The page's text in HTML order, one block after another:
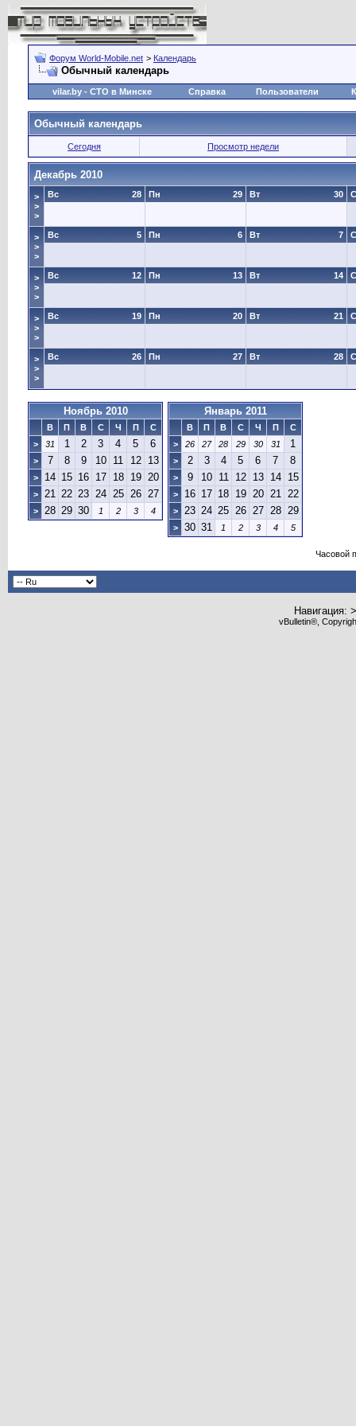
Форум World-Mobile.net > Календарь
Обычный календарь
vilar.by - СТО в Минске Справка Пользователи
Обычный календарь
Сегодня Просмотр недели
Декабрь 2010
>
>
>
28
Вс 29
Пн 30
Вт
>
>
>
5
Вс 6
Пн 7
Вт
>
>
>
12
Вс 13
Пн 14
Вт
>
>
>
19
Вс 20
Пн 21
Вт
>
>
>
26
Вс 27
Пн 28
Вт
Ноябрь 2010
В П В С Ч П
С
>
31 1 2 3 4 5 6
> 7 8 9 10 11 12 13
> 14 15 16 17 18 19 20
> 21 22 23 24 25 26 27
> 28 29 30 1 2 3 4
Январь 2011
В П В С Ч П
С
>
26 27 28 29 30 31 1
> 2 3 4 5 6 7 8
> 9 10 11 12 13 14 15
> 16 17 18 19 20 21 22
> 23 24 25 26 27 28 29
> 30 31 1 2 3 4 5
Часовой
Навигация:
vBulletin®,